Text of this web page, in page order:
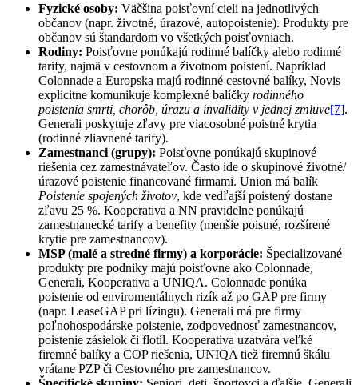
Fyzické osoby: Väčšina poisťovní cieli na jednotlivých
občanov (napr. životné, úrazové, autopoistenie). Produkty pre
občanov sú štandardom vo všetkých poisťovniach.
Rodiny: Poisťovne ponúkajú rodinné balíčky alebo rodinné
tarify, najmä v cestovnom a životnom poistení. Napríklad
Colonnade a Europska majú rodinné cestovné balíky, Novis
explicitne komunikuje komplexné balíčky rodinného
poistenia smrti, chorôb, úrazu a invalidity v jednej zmluve[7].
Generali poskytuje zľavy pre viacosobné poistné krytia
(rodinné zliavnené tarify).
Zamestnanci (grupy): Poisťovne ponúkajú skupinové
riešenia cez zamestnávateľov. Často ide o skupinové životné/
úrazové poistenie financované firmami. Union má balík
Poistenie spojených životov, kde vedľajší poistený dostane
zľavu 25 %. Kooperativa a NN pravidelne ponúkajú
zamestnanecké tarify a benefity (menšie poistné, rozšírené
krytie pre zamestnancov).
MSP (malé a stredné firmy) a korporácie: Špecializované
produkty pre podniky majú poisťovne ako Colonnade,
Generali, Kooperativa a UNIQA. Colonnade ponúka
poistenie od enviromentálnych rizík až po GAP pre firmy
(napr. LeaseGAP pri lízingu). Generali má pre firmy
poľnohospodárske poistenie, zodpovednosť zamestnancov,
poistenie zásielok či flotíl. Kooperativa uzatvára veľké
firemné balíky a COP riešenia, UNIQA tiež firemnú škálu
vrátane PZP či Cestovného pre zamestnancov.